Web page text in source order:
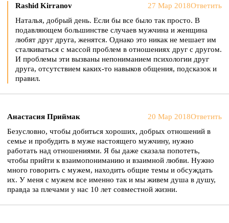
Rashid Kirranov 27 Мар 2018Ответить
Наталья, добрый день. Если бы все было так просто. В
подавляющем большинстве случаев мужчина и женщина
любят друг друга, женятся. Однако это никак не мешает им
сталкиваться с массой проблем в отношениях друг с другом.
И проблемы эти вызваны непониманием психологии друг
друга, отсутствием каких-то навыков общения, подсказок и
правил.
Анастасия Приймак 20 Мар 2018Ответить
Безусловно, чтобы добиться хороших, добрых отношений в
семье и пробудить в муже настоящего мужчину, нужно
работать над отношениями. Я бы даже сказала попотеть,
чтобы прийти к взаимопониманию и взаимной любви. Нужно
много говорить с мужем, находить общие темы и обсуждать
их. У меня с мужем все именно так и мы живем душа в душу,
правда за плечами у нас 10 лет совместной жизни.